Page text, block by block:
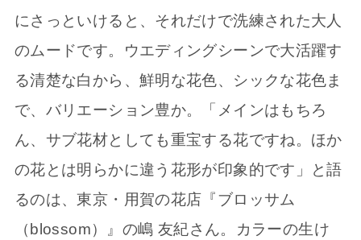
にさっといけると、それだけで洗練された大人
のムードです。ウエディングシーンで大活躍す
る清楚な白から、鮮明な花色、シックな花色ま
で、バリエーション豊か。「メインはもちろ
ん、サブ花材としても重宝する花ですね。ほか
の花とは明らかに違う花形が印象的です」と語
るのは、東京・用賀の花店『ブロッサム
（blossom）』の嶋 友紀さん。カラーの生け